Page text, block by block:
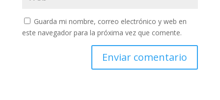
Guarda mi nombre, correo electrónico y web en
este navegador para la próxima vez que comente.